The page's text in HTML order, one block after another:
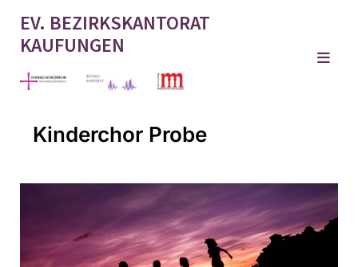
EV. BEZIRKSKANTORAT
KAUFUNGEN
Kinderchor Probe